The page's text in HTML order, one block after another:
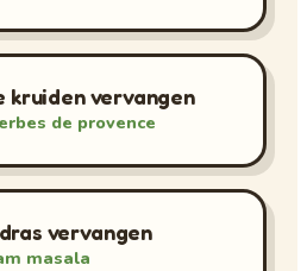
kruiden vervangen
de provence
vervangen
masala